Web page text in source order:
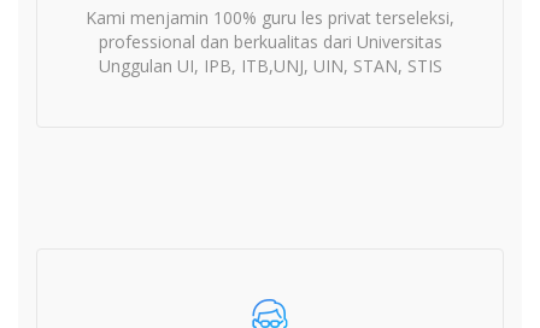
Kami menjamin 100% guru les privat terseleksi,
professional dan berkualitas dari Universitas
Unggulan UI, IPB, ITB,UNJ, UIN, STAN, STIS